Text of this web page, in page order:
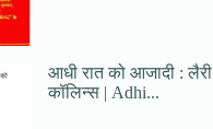
आधी रात को आजादी : लैरी
कॉलिन्स | Adhi...